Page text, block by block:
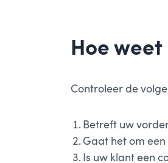
Hoe
Controleer de
Betreft uw
Gaat het om
Is uw klant een